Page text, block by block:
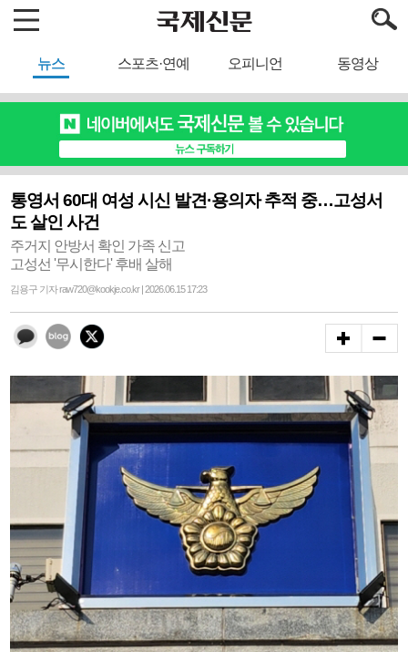
뉴스 스포츠·연예 오피니언 동영상
통영서 60대 여성 시신 발견·용의자 추적 중…고성서
도 살인 사건
주거지 안방서 확인 가족 신고
고성선 '무시한다' 후배 살해
김용구 기자 raw720@kookje.co.kr | 2026.06.15 17:23